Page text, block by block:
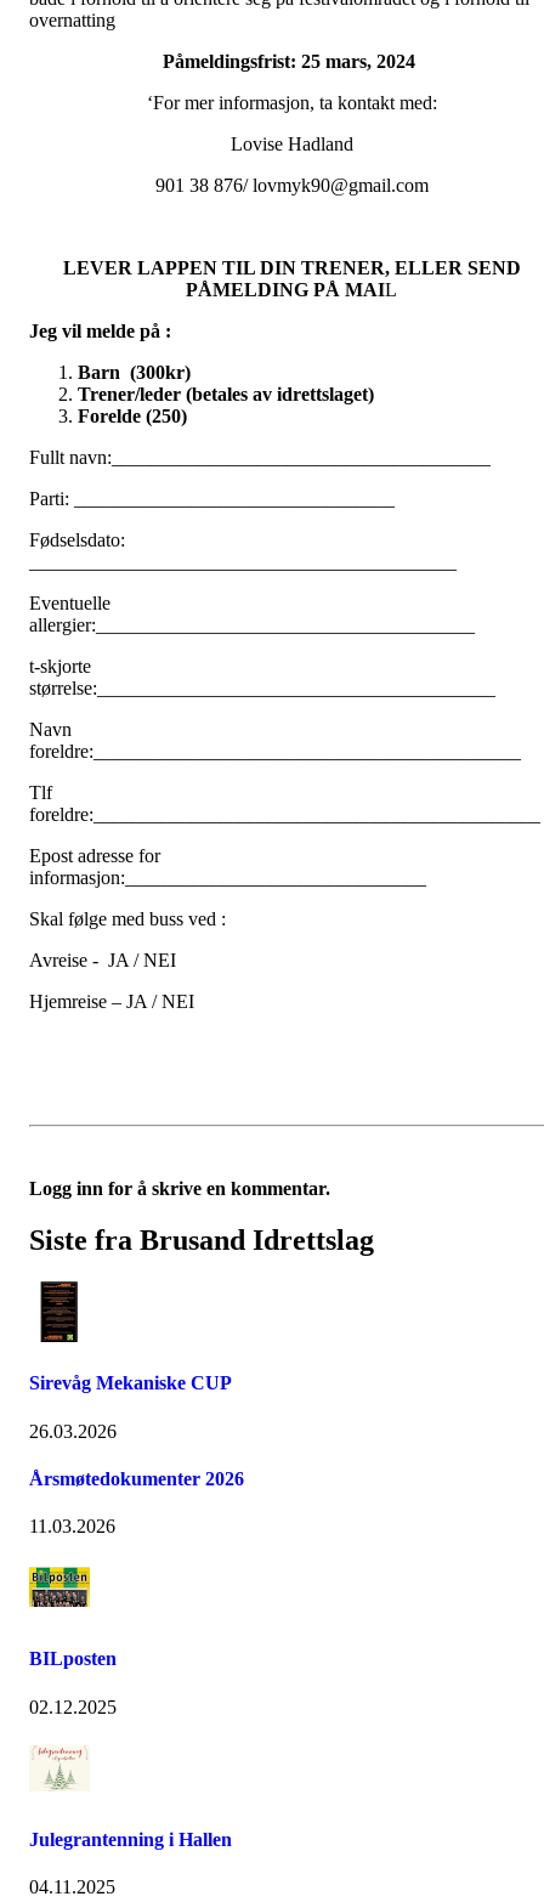
overnatting
Påmeldingsfrist: 25 mars, 2024
‘For mer informasjon, ta kontakt med:
Lovise Hadland
901 38 876/ lovmyk90@gmail.com
LEVER LAPPEN TIL DIN TRENER, ELLER SEND
PÅMELDING PÅ MAIL
Jeg vil melde på :
Barn (300kr)
Trener/leder (betales av idrettslaget)
Forelde (250)
Fullt navn:_______________________________________
Parti: _________________________________
Fødselsdato:
Eventuelle
allergier:_______________________________________
t-skjorte
størrelse:_________________________________________
Navn
foreldre:____________________________________________
Tlf
foreldre:______________________________________________
Epost adresse for
informasjon:_______________________________
Skal følge med buss ved :
Avreise - JA / NEI
Hjemreise – JA / NEI
Logg inn for å skrive en kommentar.
Siste fra Brusand Idrettslag
Sirevåg Mekaniske CUP
26.03.2026
Årsmøtedokumenter 2026
11.03.2026
BILposten
02.12.2025
Julegrantenning i Hallen
04.11.2025